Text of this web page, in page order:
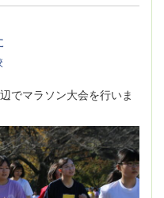
でマラソン大会を行いま